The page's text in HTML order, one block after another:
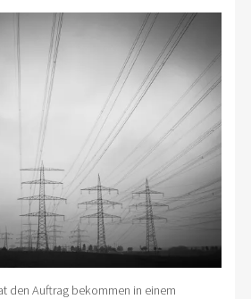
den Auftrag bekommen in einem